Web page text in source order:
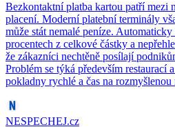
Bezkontaktní platba kartou patří mezi
placení. Moderní platební terminály
může stát nemalé peníze.
procentech z celkové částky a
že zákazníci nechtěně posílají
Problém se týká především restaurací
pokladny rychlé a čas na
NESPECHEJ.cz